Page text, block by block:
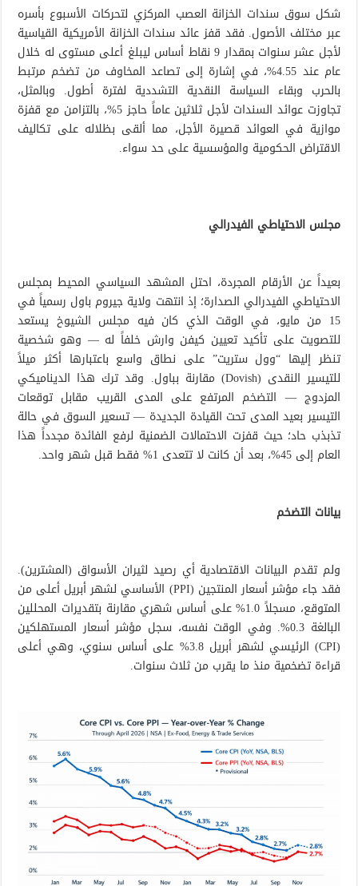
شكل سوق سندات الخزانة العصب المركزي لتحركات الأسبوع بأسره
عبر مختلف الأصول. فقد قفز عائد سندات الخزانة الأمريكية القياسية
لأجل عشر سنوات بمقدار 9 نقاط أساس ليبلغ أعلى مستوى له خلال
عام عند 4.55%، في إشارة إلى تصاعد المخاوف من تضخم مرتبط
بالحرب وبقاء السياسة النقدية التشددية لفترة أطول. وبالمثل،
تجاوزت عوائد السندات لأجل ثلاثين عاماً حاجز 5%، بالتزامن مع قفزة
موازية في العوائد قصيرة الأجل، مما ألقى بظلاله على تكاليف
الاقتراض الحكومية والمؤسسية على حد سواء.
مجلس الاحتياطي الفيدرالي
بعيداً عن الأرقام المجردة، احتل المشهد السياسي المحيط بمجلس
الاحتياطي الفيدرالي الصدارة؛ إذ انتهت ولاية جيروم باول رسمياً في
15 من مايو، في الوقت الذي كان فيه مجلس الشيوخ يستعد
للتصويت على تأكيد تعيين كيفن وارش خلفاً له — وهو شخصية
تنظر إليها “وول ستريت” على نطاق واسع باعتبارها أكثر ميلاً
للتيسير النقدى (Dovish) مقارنة بباول. وقد ترك هذا الديناميكي
المزدوج — التضخم المرتفع على المدى القريب مقابل توقعات
التيسير بعيد المدى تحت القيادة الجديدة — تسعير السوق في حالة
تذبذب حاد؛ حيث قفزت الاحتمالات الضمنية لرفع الفائدة مجدداً هذا
العام إلى 45%، بعد أن كانت لا تتعدى 1% فقط قبل شهر واحد.
بيانات التضخم
ولم تقدم البيانات الاقتصادية أي رصيد لثيران الأسواق (المشترين).
فقد جاء مؤشر أسعار المنتجين (PPI) الأساسي لشهر أبريل أعلى من
المتوقع، مسجلاً 1.0% على أساس شهري مقارنة بتقديرات المحللين
البالغة 0.3%. وفي الوقت نفسه، سجل مؤشر أسعار المستهلكين
(CPI) الرئيسي لشهر أبريل 3.8% على أساس سنوي، وهي أعلى
قراءة تضخمية منذ ما يقرب من ثلاث سنوات.